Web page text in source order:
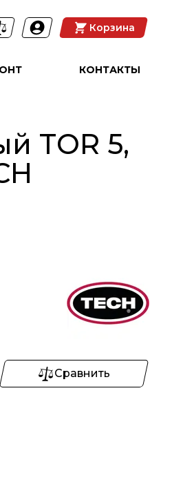
Корзина
КОНТАКТЫ
TOR 5,
Сравнить